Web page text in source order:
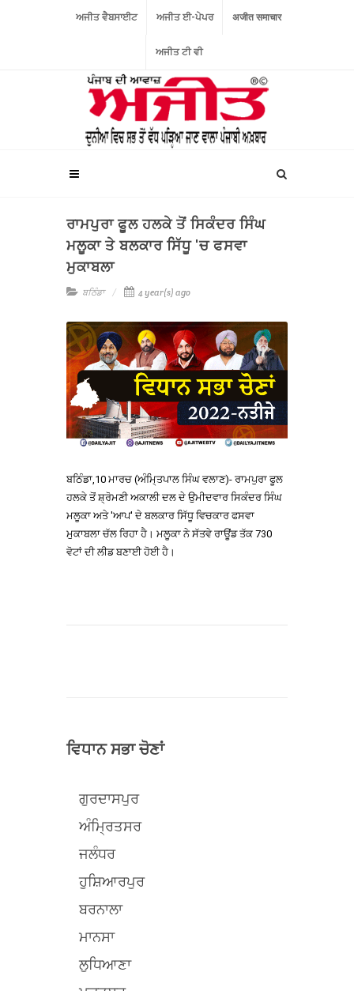
ਅਜੀਤ ਵੈਬਸਾਈਟ ਅਜੀਤ ਈ-ਪੇਪਰ अजीत समाचार
ਅਜੀਤ ਟੀ ਵੀ
ਰਾਮਪੁਰਾ ਫੂਲ ਹਲਕੇ ਤੋਂ ਸਿਕੰਦਰ ਸਿੰਘ
ਮਲੂਕਾ ਤੇ ਬਲਕਾਰ ਸਿੱਧੂ 'ਚ ਫਸਵਾ
ਮੁਕਾਬਲਾ
ਬਠਿੰਡਾ 4 year(s) ago
ਬਠਿੰਡਾ,10 ਮਾਰਚ (ਅੰਮਿ੍ਤਪਾਲ ਸਿੰਘ ਵਲਾਣ)- ਰਾਮਪੁਰਾ ਫੂਲ
ਹਲਕੇ ਤੋਂ ਸ਼੍ਰੋਮਣੀ ਅਕਾਲੀ ਦਲ ਦੇ ਉਮੀਦਵਾਰ ਸਿਕੰਦਰ ਸਿੰਘ
ਮਲੂਕਾ ਅਤੇ 'ਆਪ' ਦੇ ਬਲਕਾਰ ਸਿੱਧੂ ਵਿਚਕਾਰ ਫਸਵਾ
ਮੁਕਾਬਲਾ ਚੱਲ ਰਿਹਾ ਹੈ। ਮਲੂਕਾ ਨੇ ਸੱਤਵੇ ਰਾਊਂਡ ਤੱਕ 730
ਵੋਟਾਂ ਦੀ ਲੀਡ ਬਣਾਈ ਹੋਈ ਹੈ।
ਵਿਧਾਨ ਸਭਾ ਚੋਣਾਂ
ਗੁਰਦਾਸਪੁਰ
ਅੰਮ੍ਰਿਤਸਰ
ਜਲੰਧਰ
ਹੁਸ਼ਿਆਰਪੁਰ
ਬਰਨਾਲਾ
ਮਾਨਸਾ
ਲੁਧਿਆਣਾ